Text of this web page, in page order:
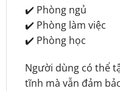
✔️ Phòng ngủ
✔️ Phòng làm việc
✔️ Phòng học
Người dùng có thể
tĩnh mà vẫn đảm